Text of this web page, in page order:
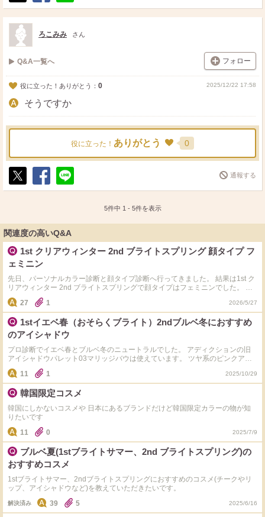
ポ
ス
ト
シ
ェ
送
る
ろこみみ さん
Q&A一覧へ フォロー
役に立った！ありがとう： 0 2025/12/22 17:58
そうですか
役に立った！ ありがとう 0
ポ
シ
送
通報する
5件中 1 - 5件を表示
関連度の高いQ&A
1st クリアウィンター 2nd ブライトスプリング 顔タイプ フ
ェミニン
先日、パーソナルカラー診断と顔タイプ診断へ行ってきました。 結果は1st ク
リアウィンター 2nd ブライトスプリングで顔タイプはフェミニンでした。 く
すみのない鮮やかなカラーが得意ということだったのですが、実際にコスメに
例えると難しく、、、 おすすめのコスメがあったら教えてほしいです。 中で
も、アイシャドウ、チーク、リップを教えてほしいです。 できれば、韓国コ
スメでお願いしたいです。(個人的な好みです。)
27 1 2026/5/27
1stイエベ春（おそらくブライト）2ndブルベ冬におすすめ
のアイシャドウ
プロ診断でイエベ春とブルベ冬のニュートラルでした。 アディクションの旧
アイシャドウパレット03マリッジバウは使えています。 ツヤ系のピンクアイ
シャドウ（できればデパコス）を知りたいです。 くすみなし、明るめ、黄み
青み偏らない、ツヤ系が条件ですが、 赤みが強いものが多く困っています。
また、イエベ春におすすめされるピンクシャドウは私からはオレンジに見えて
しまい、もう少し青みが強いものが好みです。 例えば、ディオールのアイシ
ャドウパレット429トワルドゥジュイとかはオレンジに見えます（汗） ややこ
しい条件つきですがおすすめある方どうか教えてください。よろしくお願いし
ます。
11 1 2025/10/29
韓国限定コスメ
韓国にしかないコスメや 日本にあるブランドだけど韓国限定カラーの物が知
りたいです
11
0 2025/7/9
ブルベ夏(1stブライトサマー、2nd ブライトスプリング)の
おすすめコスメ
1stブライトサマー、2ndブライトスプリングにおすすめのコスメ(チークやリ
ップ、アイシャドウなど)を教えていただきたいです。
解決済み 39 5 2025/6/16